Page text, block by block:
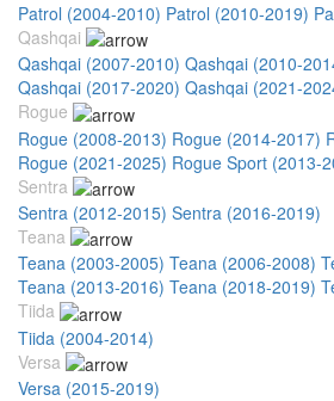
Patrol (2004-2010) Patrol (2010-2019)
Qashqai
Qashqai (2007-2010) Qashqai (2010-
Qashqai (2017-2020) Qashqai (2021-
Rogue
Rogue (2008-2013) Rogue (2014-2017)
Rogue (2021-2025) Rogue Sport (2013-
Sentra
Sentra (2012-2015) Sentra (2016-2019)
Teana
Teana (2003-2005) Teana (2006-2008)
Teana (2013-2016) Teana (2018-2019)
Tiida
Tiida (2004-2014)
Versa
Versa (2015-2019)